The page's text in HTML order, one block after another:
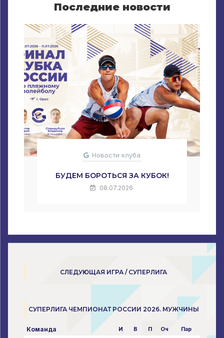
Последние новости
Новости клуба
БУДЕМ БОРОТЬСЯ ЗА КУБОК!
08.07.2026
СЛЕДУЮЩАЯ ИГРА / СУПЕРЛИГА
СУПЕРЛИГА ЧЕМПИОНАТ РОССИИ 2026. МУЖЧИНЫ
Команда И В П Оч Пар